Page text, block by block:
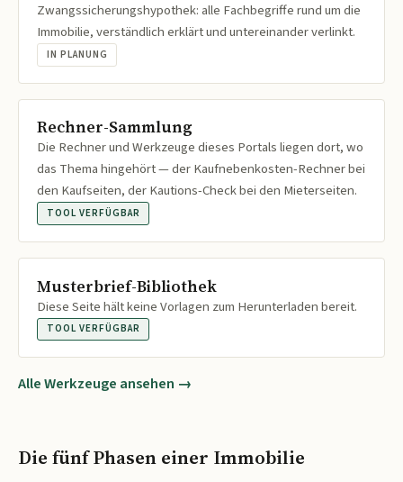
Zwangssicherungshypothek: alle Fachbegriffe rund um die
Immobilie, verständlich erklärt und untereinander verlinkt.
IN PLANUNG
Rechner-Sammlung
Die Rechner und Werkzeuge dieses Portals liegen dort, wo
das Thema hingehört — der Kaufnebenkosten-Rechner bei
den Kaufseiten, der Kautions-Check bei den Mieterseiten.
TOOL VERFÜGBAR
Musterbrief-Bibliothek
Diese Seite hält keine Vorlagen zum Herunterladen bereit.
TOOL VERFÜGBAR
Alle Werkzeuge ansehen →
Die fünf Phasen einer Immobilie